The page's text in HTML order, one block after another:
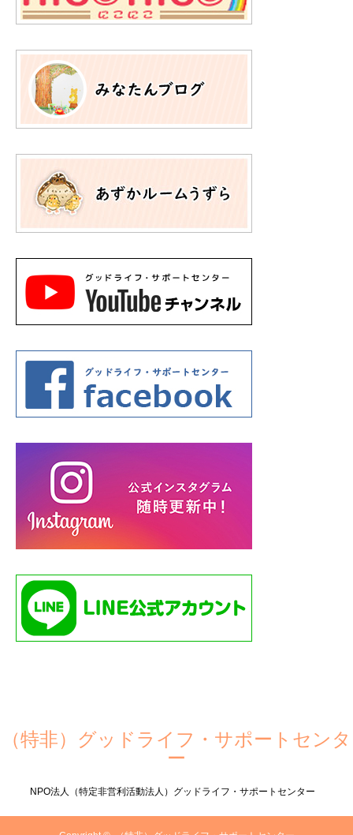
（特非）グッドライフ・サポートセンタ
ー
NPO法人（特定非営利活動法人）グッドライフ・サポートセンター